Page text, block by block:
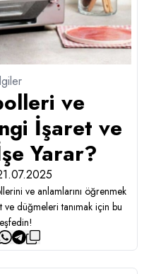
ve
İşaret ve
Yarar?
ve anlamlarını öğrenmek
ve düğmeleri tanımak için bu